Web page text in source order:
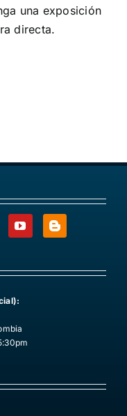
una exposición
directa.
YouTubeBlogger